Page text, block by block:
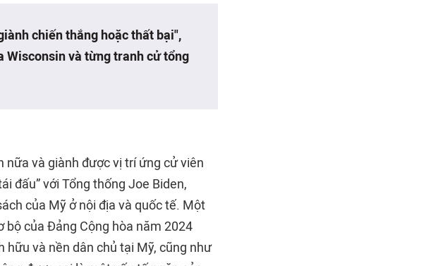
chiến thắng hoặc thất bại",
Wisconsin và từng tranh cử tổng
nữa và giành được vị trí ứng cử viên
đấu” với Tổng thống Joe Biden,
của Mỹ ở nội địa và quốc tế. Một
bộ của Đảng Cộng hòa năm 2024
hữu và nền dân chủ tại Mỹ, cũng như